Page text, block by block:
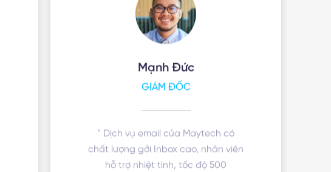
Mạnh Đức
GIÁM ĐỐC
" Dịch vụ email của Maytech có
chất lượng gởi Inbox cao, nhân viên
hỗ trợ nhiệt tình, tốc độ 500